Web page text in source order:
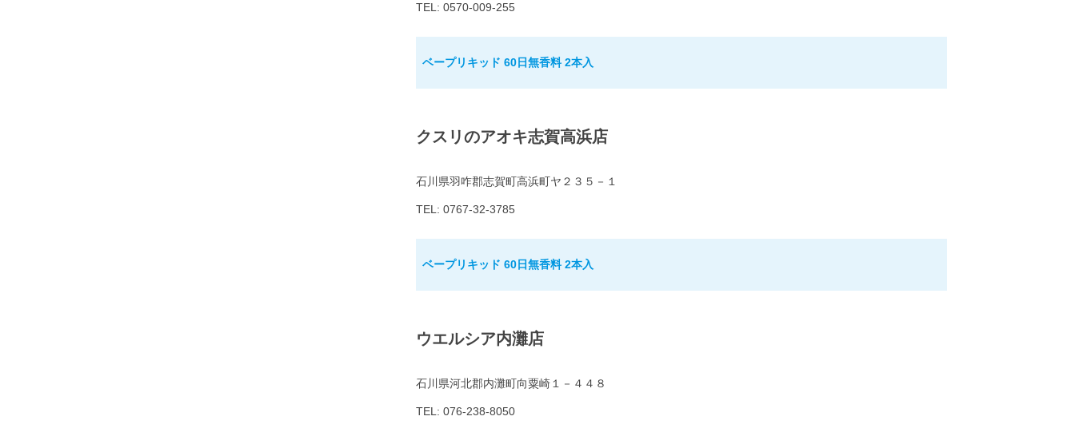
TEL: 0570-009-255
ベープリキッド 60日無香料 2本入
クスリのアオキ志賀高浜店
石川県羽咋郡志賀町高浜町ヤ２３５－１
TEL: 0767-32-3785
ベープリキッド 60日無香料 2本入
ウエルシア内灘店
石川県河北郡内灘町向粟崎１－４４８
TEL: 076-238-8050